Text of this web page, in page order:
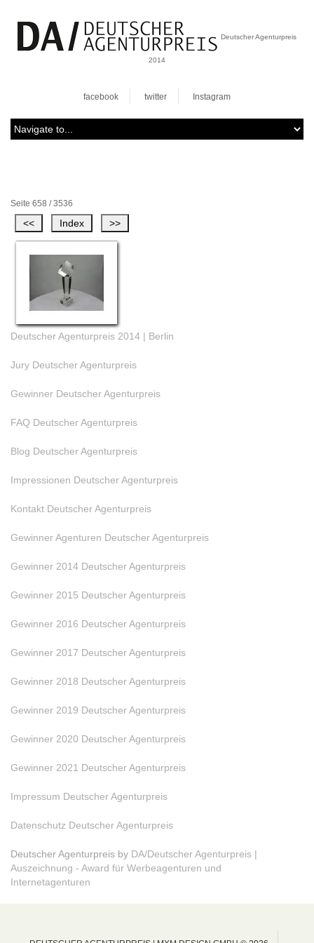
Deutscher Agenturpreis
2014
facebook twitter Instagram
Seite 658 / 3536
Deutscher Agenturpreis 2014 | Berlin
Jury Deutscher Agenturpreis
Gewinner Deutscher Agenturpreis
FAQ Deutscher Agenturpreis
Blog Deutscher Agenturpreis
Impressionen Deutscher Agenturpreis
Kontakt Deutscher Agenturpreis
Gewinner Agenturen Deutscher Agenturpreis
Gewinner 2014 Deutscher Agenturpreis
Gewinner 2015 Deutscher Agenturpreis
Gewinner 2016 Deutscher Agenturpreis
Gewinner 2017 Deutscher Agenturpreis
Gewinner 2018 Deutscher Agenturpreis
Gewinner 2019 Deutscher Agenturpreis
Gewinner 2020 Deutscher Agenturpreis
Gewinner 2021 Deutscher Agenturpreis
Impressum Deutscher Agenturpreis
Datenschutz Deutscher Agenturpreis
Deutscher Agenturpreis by DA/Deutscher Agenturpreis |
Auszeichnung - Award für Werbeagenturen und
Internetagenturen